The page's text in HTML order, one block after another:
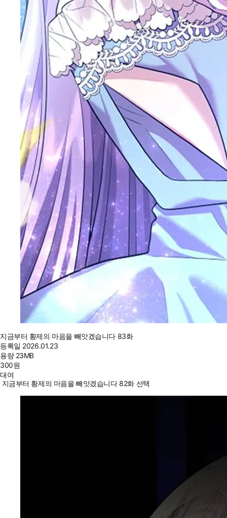
지금부터 황제의 마음을 빼앗겠습니다 83화
등록일 2026.01.23
용량 23MB
300원
대여
지금부터 황제의 마음을 빼앗겠습니다 82화 선택